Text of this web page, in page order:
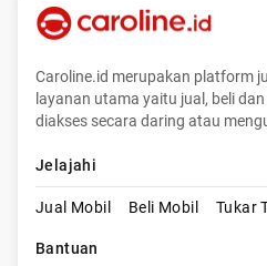
Caroline.id merupakan platform
layanan utama yaitu jual, beli
diakses secara daring atau
Jelajahi
Jual Mobil Beli Mobil Tukar
Bantuan